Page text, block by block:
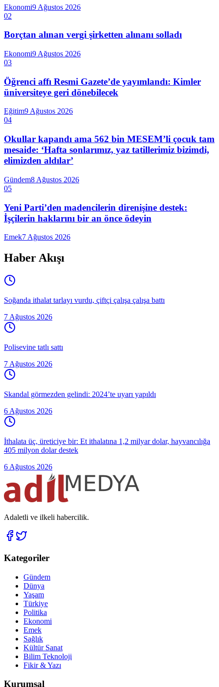
Ekonomi9 Ağustos 2026
02
Borçtan alınan vergi şirketten alınanı solladı
Ekonomi9 Ağustos 2026
03
Öğrenci affı Resmi Gazete’de yayımlandı: Kimler
üniversiteye geri dönebilecek
Eğitim9 Ağustos 2026
04
Okullar kapandı ama 562 bin MESEM’li çocuk tam
mesaide: ‘Hafta sonlarımız, yaz tatillerimiz bizimdi,
elimizden aldılar’
Gündem8 Ağustos 2026
05
Yeni Parti’den madencilerin direnişine destek:
İşçilerin haklarını bir an önce ödeyin
Emek7 Ağustos 2026
Haber Akışı
Soğanda ithalat tarlayı vurdu, çiftçi çalışa çalışa battı
7 Ağustos 2026
Polisevine tatlı sattı
7 Ağustos 2026
Skandal görmezden gelindi: 2024’te uyarı yapıldı
6 Ağustos 2026
İthalata üç, üreticiye bir: Et ithalatına 1,2 milyar dolar, hayvancılığa
405 milyon dolar destek
6 Ağustos 2026
Adaletli ve ilkeli habercilik.
Kategoriler
Gündem
Dünya
Yaşam
Türkiye
Politika
Ekonomi
Emek
Sağlık
Kültür Sanat
Bilim Teknoloji
Fikir & Yazı
Kurumsal